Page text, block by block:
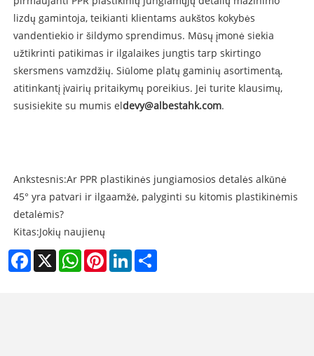
lizdų gamintoja, teikianti klientams aukštos kokybės
vandentiekio ir šildymo sprendimus. Mūsų įmonė siekia
užtikrinti patikimas ir ilgalaikes jungtis tarp skirtingo
skersmens vamzdžių. Siūlome platų gaminių asortimentą,
atitinkantį įvairių pritaikymų poreikius. Jei turite klausimų,
susisiekite su mumis eldevy@albestahk.com.
Ankstesnis:Ar PPR plastikinės jungiamosios detalės alkūnė
45° yra patvari ir ilgaamžė, palyginti su kitomis plastikinėmis
detalėmis?
Kitas:Jokių naujienų
Facebook
X WhatsAppPinterestLinkedIn